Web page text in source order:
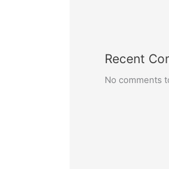
Recent
No comments